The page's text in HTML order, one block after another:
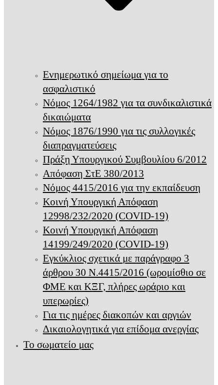
Ενημερωτικό σημείωμα για το
ασφαλιστικό
Νόμος 1264/1982 για τα συνδικαλιστικά
δικαιώματα
Νόμος 1876/1990 για τις συλλογικές
διαπραγματεύσεις
Πράξη Υπουργικού Συμβουλίου 6/2012
Απόφαση ΣτΕ 380/2013
Νόμος 4415/2016 για την εκπαίδευση
Κοινή Υπουργική Απόφαση
12998/232/2020 (COVID-19)
Κοινή Υπουργική Απόφαση
14199/249/2020 (COVID-19)
Εγκύκλιος σχετικά με παράγραφο 3
άρθρου 30 Ν.4415/2016 (ωρομίσθιο σε
ΦΜΕ και ΚΞΓ, πλήρες ωράριο και
υπερωρίες)
Για τις ημέρες διακοπών και αργιών
Δικαιολογητικά για επίδομα ανεργίας
Το σωματείο μας